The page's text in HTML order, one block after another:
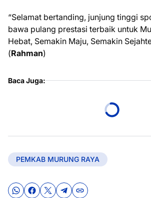
“Selamat bertanding, junjung tinggi
bawa pulang prestasi terbaik untuk
Hebat, Semakin Maju, Semakin
(Rahman)
Baca Juga:
PEMKAB MURUNG RAYA